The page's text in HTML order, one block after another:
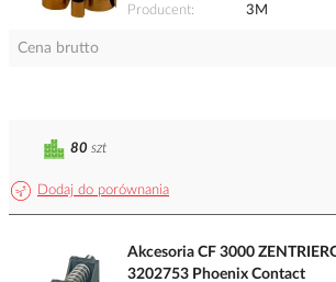
Producent
3M
Cena brutto
Dodaj do porównania
80 szt
Akcesoria CF 3000
3202753 Phoenix Contact